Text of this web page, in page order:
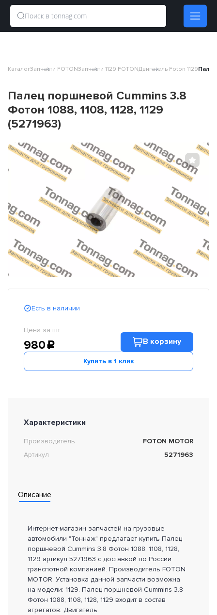
КаталогЗапчасти FOTONЗапчасти 1129 FOTONДвигатель Foton 1129Палец
Палец поршневой Cummins 3.8
Фотон 1088, 1108, 1128, 1129
(5271963)
Есть в наличии
Цена за шт.
980c В корзину
Купить в 1 клик
Характеристики
Производитель
FOTON MOTOR
Артикул
5271963
Описание
Интернет-магазин запчастей на грузовые
автомобили "Тоннаж" предлагает купить Палец
поршневой Cummins 3.8 Фотон 1088, 1108, 1128,
1129 артикул 5271963 с доставкой по России
транспотной компанией. Производитель FOTON
MOTOR. Установка данной запчасти возможна
на модели: 1129. Палец поршневой Cummins 3.8
Фотон 1088, 1108, 1128, 1129 входит в состав
агрегатов: Двигатель.